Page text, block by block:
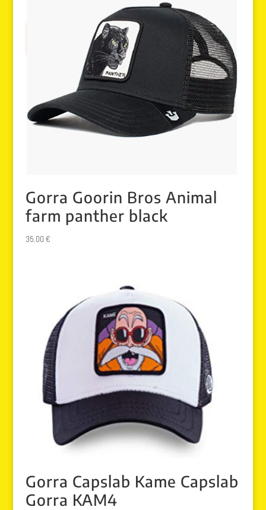
Gorra Goorin Bros Animal
farm panther black
35.00€
Gorra Capslab Kame Capslab
Gorra KAM4